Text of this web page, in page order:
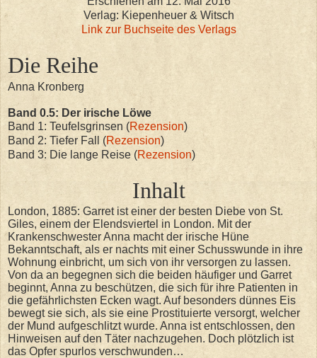
Verlag: Kiepenheuer & Witsch
Link zur Buchseite des Verlags
Die Reihe
Anna Kronberg
Band 0.5: Der irische Löwe
Band 1: Teufelsgrinsen (Rezension)
Band 2: Tiefer Fall (Rezension)
Band 3: Die lange Reise (Rezension)
Inhalt
London, 1885: Garret ist einer der besten Diebe von St.
Giles, einem der Elendsviertel in London. Mit der
Krankenschwester Anna macht der irische Hüne
Bekanntschaft, als er nachts mit einer Schusswunde in ihre
Wohnung einbricht, um sich von ihr versorgen zu lassen.
Von da an begegnen sich die beiden häufiger und Garret
beginnt, Anna zu beschützen, die sich für ihre Patienten in
die gefährlichsten Ecken wagt. Auf besonders dünnes Eis
bewegt sie sich, als sie eine Prostituierte versorgt, welcher
der Mund aufgeschlitzt wurde. Anna ist entschlossen, den
Hinweisen auf den Täter nachzugehen. Doch plötzlich ist
das Opfer spurlos verschwunden…